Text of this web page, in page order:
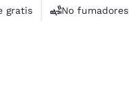
gratis
No fumadores
1456 reseñas